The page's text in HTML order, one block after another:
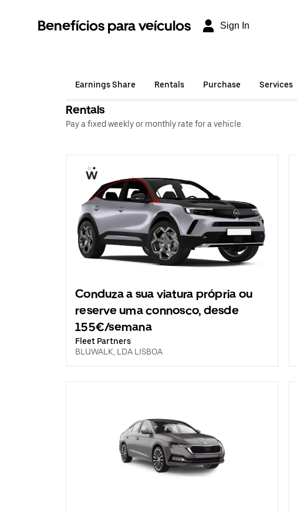
Benefícios para veículos Sign In
Earnings Share Rentals Purchase Services
Rentals
Pay a fixed weekly or monthly rate for a vehicle.
Conduza a sua viatura própria ou
reserve uma connosco, desde
155€/semana
Fleet Partners
BLUWALK, LDA LISBOA